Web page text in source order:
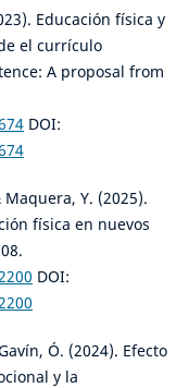
Educación física y
el currículo
A proposal from
DOI:
Y. (2025).
física en nuevos
DOI:
Ó. (2024). Efecto
y la